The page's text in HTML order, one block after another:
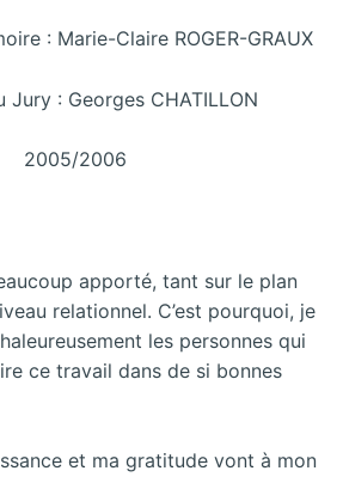
: Marie-Claire ROGER-GRAUX
Jury : Georges CHATILLON
2005/2006
apporté, tant sur le plan
relationnel. C’est pourquoi, je
les personnes qui
ce travail dans de si bonnes
et ma gratitude vont à mon